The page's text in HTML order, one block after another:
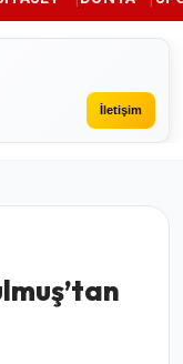
İletişim